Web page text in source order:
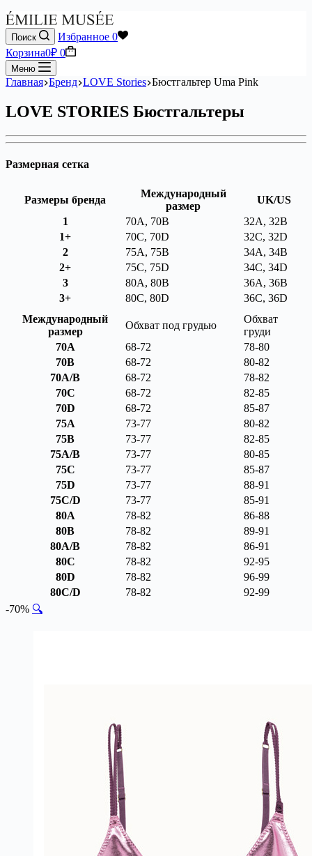
Поиск Избранное 0
Корзина0₽ 0
Меню
Главная Бренд LOVE Stories Бюстгальтер Uma Pink
LOVE STORIES Бюстгальтеры
Размерная сетка
Размеры бренда
Международный
размер
UK/US
1
70A, 70B
32A, 32B
1+
70C, 70D
32C, 32D
2
75A, 75B
34A, 34B
2+
75C, 75D
34C, 34D
3
80A, 80B
36A, 36B
3+
80C, 80D
36C, 36D
Международный
размер
Обхват под грудью
Обхват
груди
70A
68-72
78-80
70B
68-72
80-82
70A/B
68-72
78-82
70C
68-72
82-85
70D
68-72
85-87
75A
73-77
80-82
75B
73-77
82-85
75A/B
73-77
80-85
75C
73-77
85-87
75D
73-77
88-91
75C/D
73-77
85-91
80A
78-82
86-88
80B
78-82
89-91
80A/B
78-82
86-91
80C
78-82
92-95
80D
78-82
96-99
80C/D
78-82
92-99
-70% 🔍